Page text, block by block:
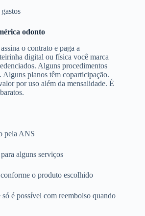
odonto
o contrato e paga a
digital ou física você marca
Alguns procedimentos
Alguns planos têm coparticipação.
por uso além da mensalidade. É
pela ANS
alguns serviços
o produto escolhido
é possível com reembolso quando